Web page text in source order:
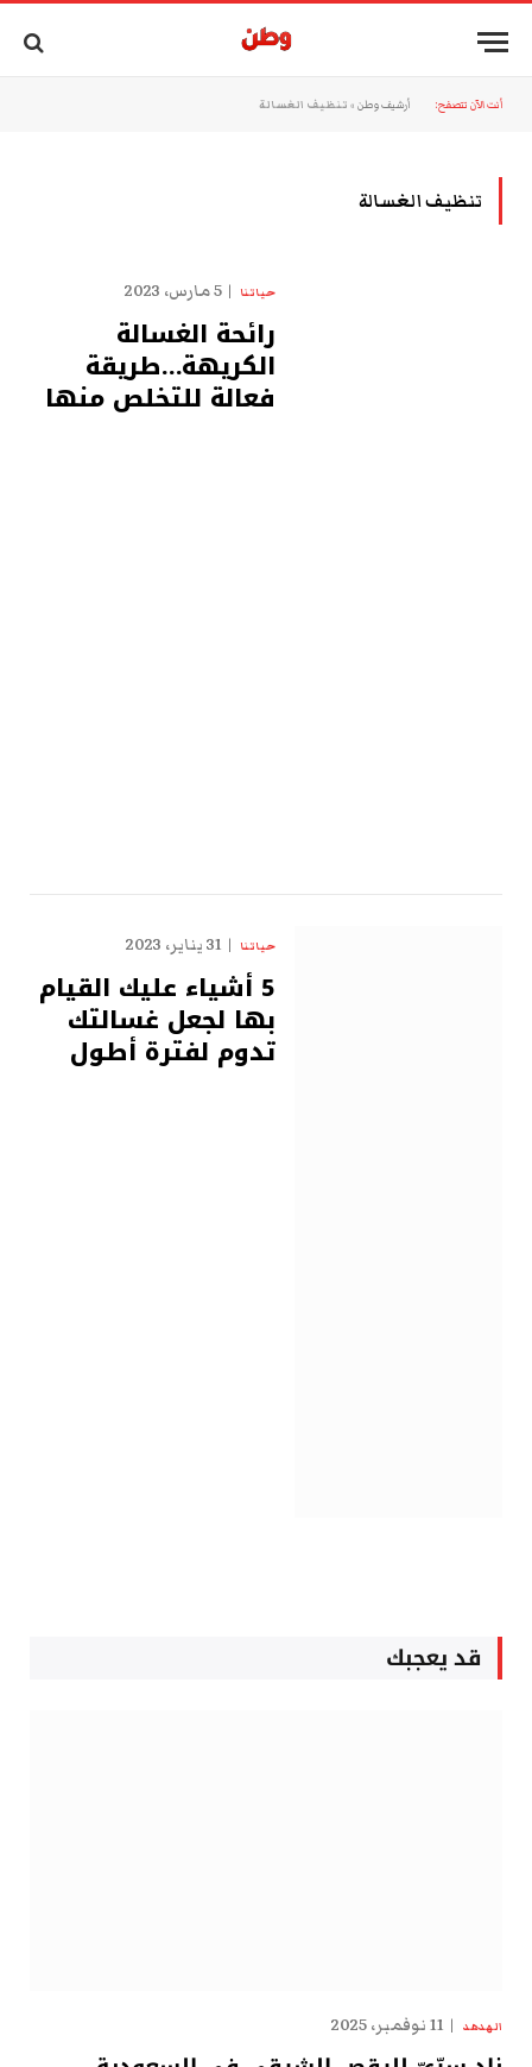
أنت الآن تتصفح: أرشيف وطن » تنظيف الغسالة
تنظيف الغسالة
حياتنا 5 مارس، 2023
رائحة الغسالة
الكريهة…طريقة
فعالة للتخلص منها
حياتنا 31 يناير، 2023
5 أشياء عليك القيام
بها لجعل غسالتك
تدوم لفترة أطول
قد يعجبك
الهدهد 11 نوفمبر، 2025